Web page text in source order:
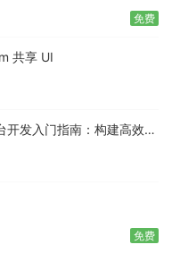
免费
共享 UI
发入门指南：构建高效的
免费